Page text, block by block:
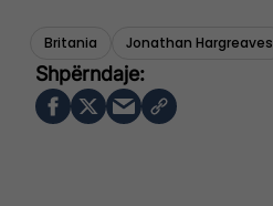
Britania Jonathan Hargreaves